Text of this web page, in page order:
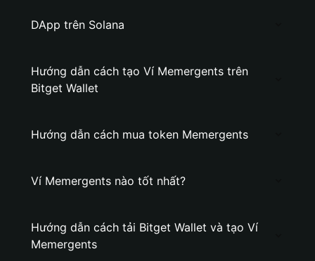
DApp trên Solana
Hướng dẫn cách tạo Ví Memergents trên
Bitget Wallet
Hướng dẫn cách mua token Memergents
Ví Memergents nào tốt nhất?
Hướng dẫn cách tải Bitget Wallet và tạo Ví
Memergents